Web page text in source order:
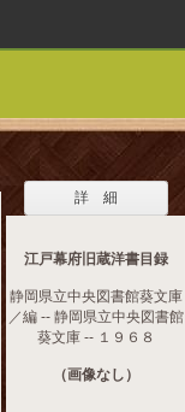
詳 細
江戸幕府旧蔵洋書目録
静岡県立中央図書館葵文庫
／編 -- 静岡県立中央図書館
葵文庫 -- １９６８
（画像なし）